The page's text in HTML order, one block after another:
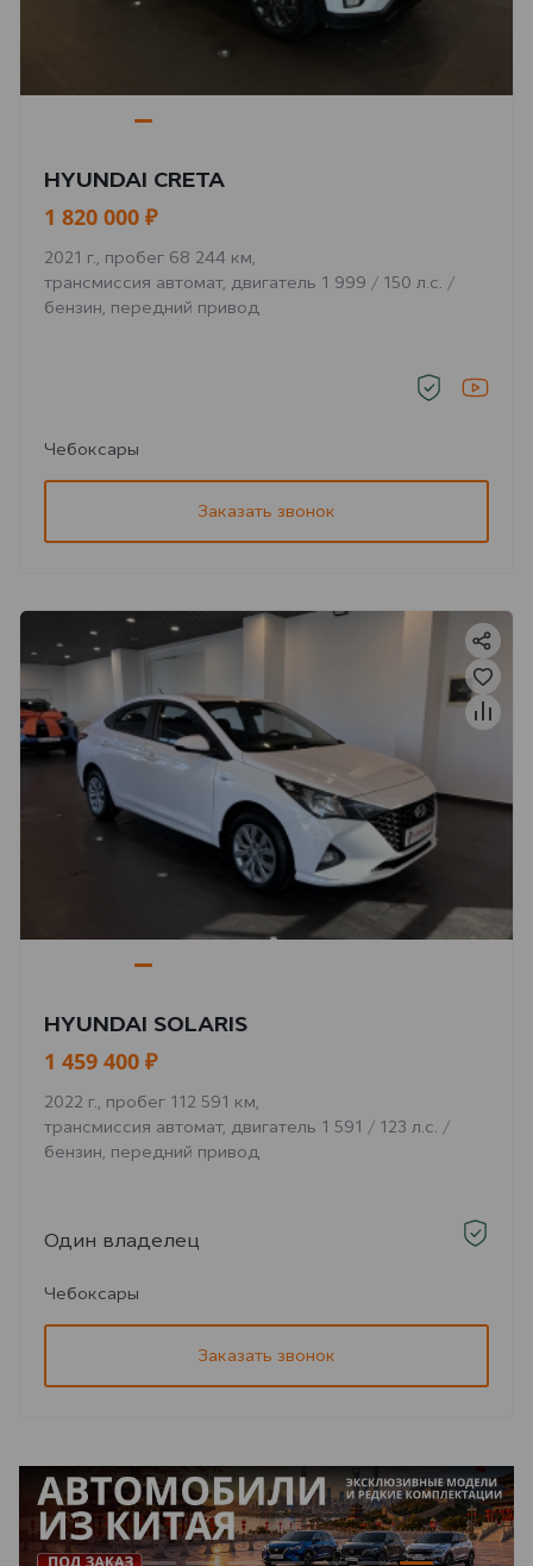
HYUNDAI CRETA
1 820 000 ₽
2021 г., пробег 68 244 км,
трансмиссия автомат, двигатель 1 999 / 150 л.с. /
бензин, передний привод
Чебоксары
Заказать звонок
HYUNDAI SOLARIS
1 459 400 ₽
2022 г., пробег 112 591 км,
трансмиссия автомат, двигатель 1 591 / 123 л.с. /
бензин, передний привод
Один владелец
Чебоксары
Заказать звонок